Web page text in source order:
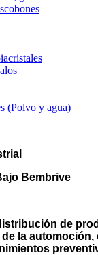
(Polvo y agua)
Bembrive
de
la